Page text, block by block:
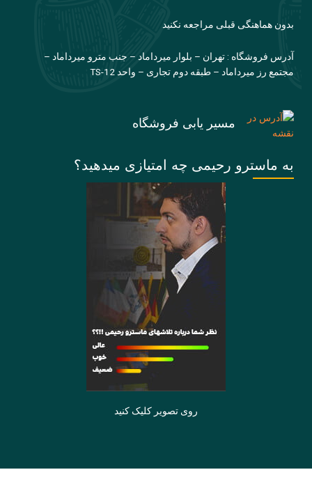
بدون هماهنگی قبلی مراجعه نکنید
آدرس فروشگاه : تهران – بلوار میرداماد – جنب مترو میرداماد –
مجتمع رز میرداماد – طبقه دوم تجاری – واحد TS-12
مسیر یابی فروشگاه
به ماسترو رحیمی چه امتیازی میدهید؟
روی تصویر کلیک کنید